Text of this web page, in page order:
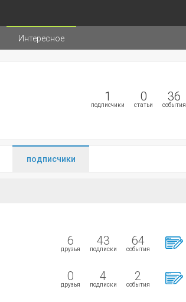
Интересное
1
подписчики
0
статьи
36
события
подписчики
6
друзья
43
подписки
64
события
0
друзья
4
подписки
2
события